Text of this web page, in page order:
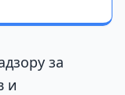
за
и